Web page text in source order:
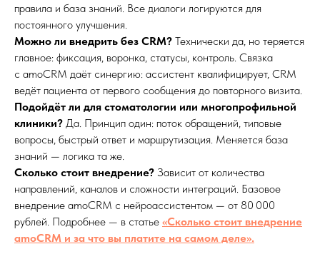
правила и база знаний. Все диалоги логируются для
постоянного улучшения.
Можно ли внедрить без CRM? Технически да, но теряется
главное: фиксация, воронка, статусы, контроль. Связка
с amoCRM даёт синергию: ассистент квалифицирует, CRM
ведёт пациента от первого сообщения до повторного визита.
Подойдёт ли для стоматологии или многопрофильной
клиники? Да. Принцип один: поток обращений, типовые
вопросы, быстрый ответ и маршрутизация. Меняется база
знаний — логика та же.
Сколько стоит внедрение? Зависит от количества
направлений, каналов и сложности интеграций. Базовое
внедрение amoCRM с нейроассистентом — от 80 000
рублей. Подробнее — в статье «Сколько стоит внедрение
amoCRM и за что вы платите на самом деле».